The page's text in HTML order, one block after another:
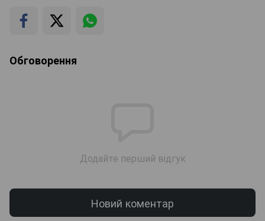
Обговорення
Додайте перший відгук
Новий коментар